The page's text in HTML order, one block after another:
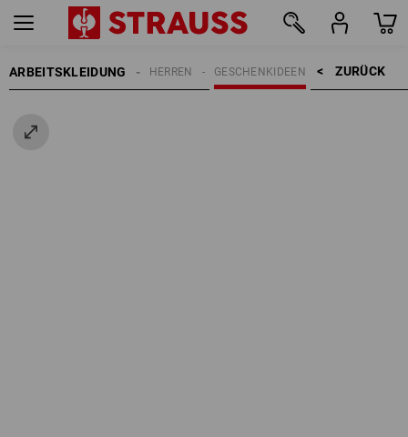
ARBEITSKLEIDUNG ZURÜCK    >
GESCHENKIDEEN
HERREN